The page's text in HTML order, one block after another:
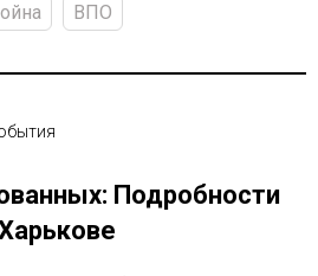
ВПО
Подробности